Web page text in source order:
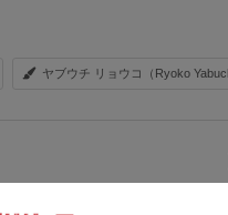
ヤブウチ リョウコ（Ryoko